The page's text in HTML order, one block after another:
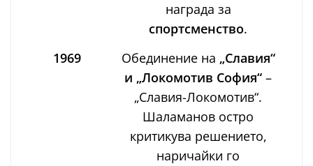
награда за
спортсменство.
1969
Обединение на „Славия“
и „Локомотив София“ –
„Славия-Локомотив“.
Шаламанов остро
критикува решението,
наричайки го